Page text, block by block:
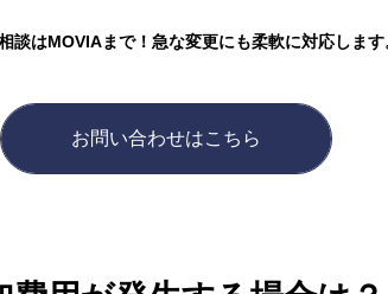
談はMOVIAまで！急な変更にも柔軟に対応します
お問い合わせはこちら